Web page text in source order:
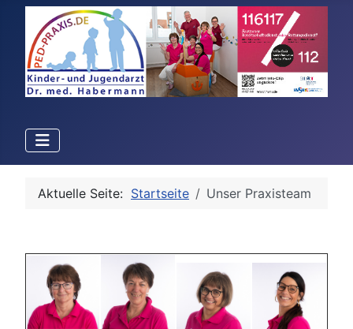
Aktuelle Seite: Startseite Unser Praxisteam